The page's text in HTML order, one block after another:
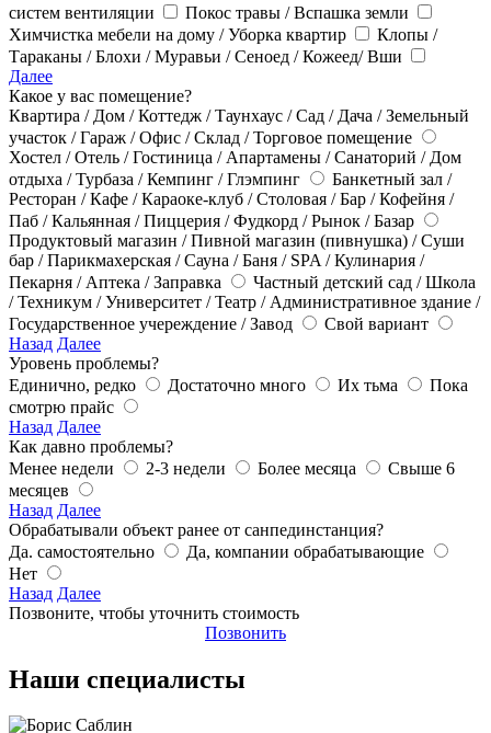
систем вентиляции
Покос травы / Вспашка земли
Химчистка мебели на дому / Уборка квартир
Клопы /
Тараканы / Блохи / Муравьи / Сеноед / Кожеед/ Вши
Далее
Какое у вас помещение?
Квартира / Дом / Коттедж / Таунхаус / Сад / Дача / Земельный
участок / Гараж / Офис / Склад / Торговое помещение
Хостел / Отель / Гостиница / Апартамены / Санаторий / Дом
отдыха / Турбаза / Кемпинг / Глэмпинг
Банкетный зал /
Ресторан / Кафе / Караоке-клуб / Столовая / Бар / Кофейня /
Паб / Кальянная / Пиццерия / Фудкорд / Рынок / Базар
Продуктовый магазин / Пивной магазин (пивнушка) / Суши
бар / Парикмахерская / Сауна / Баня / SPA / Кулинария /
Пекарня / Аптека / Заправка
Частный детский сад / Школа
/ Техникум / Университет / Театр / Административное здание /
Государственное учереждение / Завод
Свой вариант
Назад Далее
Уровень проблемы?
Единично, редко
Достаточно много Их тьма
Пока
смотрю прайс
Назад Далее
Как давно проблемы?
Менее недели
2-3 недели Более месяца
Свыше 6
месяцев
Назад Далее
Обрабатывали объект ранее от санпединстанция?
Да. самостоятельно
Да, компании обрабатывающие
Нет
Назад Далее
Позвоните, чтобы уточнить стоимость
Позвонить
Наши специалисты